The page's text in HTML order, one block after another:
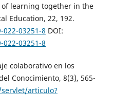
of learning together in the
Education, 22, 192.
03251-8 DOI:
03251-8
colaborativo en los
Conocimiento, 8(3), 565-
articulo?